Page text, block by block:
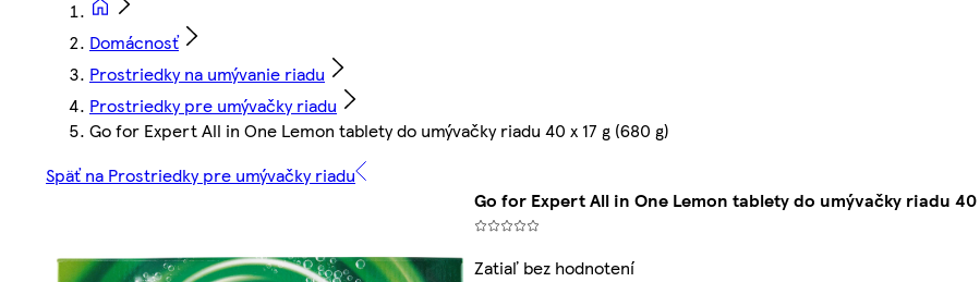
Domácnosť
Prostriedky na umývanie riadu
Prostriedky pre umývačky riadu
Go for Expert All in One Lemon tablety do umývačky riadu 40 x 17 g (680 g)
Späť na Prostriedky pre umývačky riadu
Go for Expert All in One Lemon tablety do umývačky riadu 40
Zatiaľ bez hodnotení